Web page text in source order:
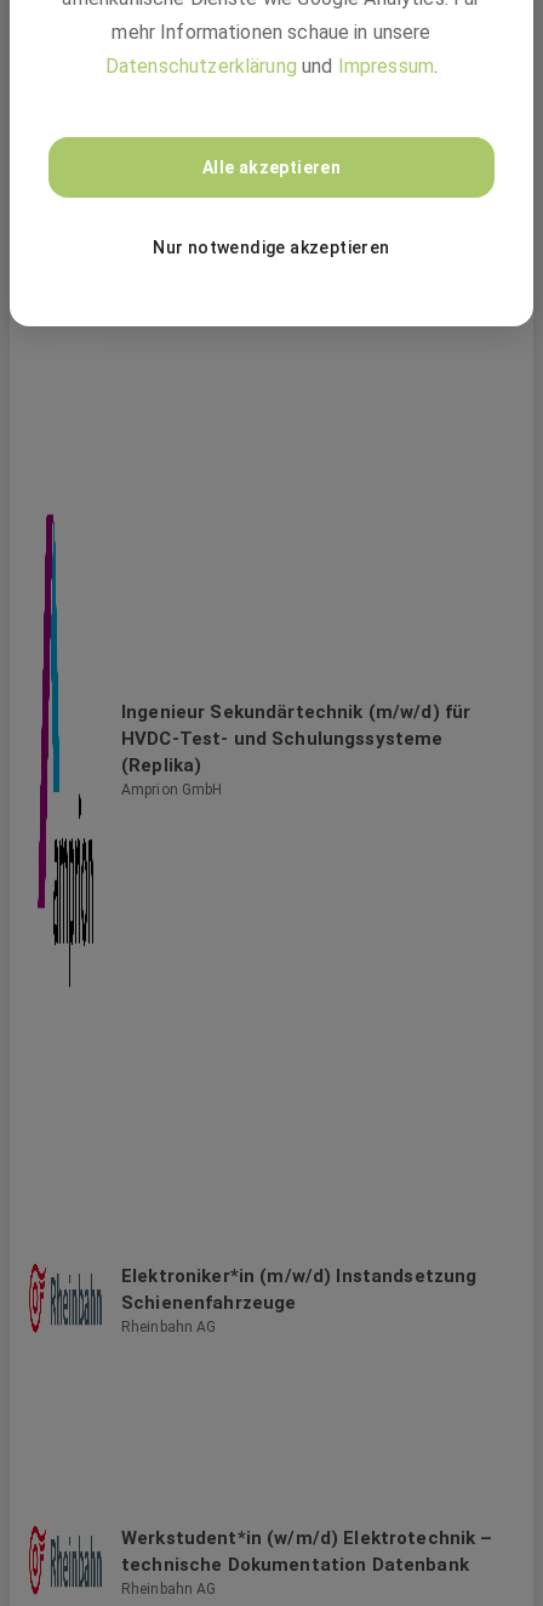
Von der Planung und Projektierung über die Entwick
kundenspezifischer Hard- und Software bis hin
Fertigung, Installation, Inbetriebnahme und Sup
in Germany.
Ingenieur Sekundärtechnik (m/w/d) für
HVDC-Test- und Schulungssysteme
(Replika)
Amprion GmbH
Elektroniker*in (m/w/d) Instandsetzung
Schienenfahrzeuge
Rheinbahn AG
Werkstudent*in (w/m/d) Elektrotechnik –
technische Dokumentation Datenbank
Rheinbahn AG
mehr Informationen schaue in unsere
Datenschutzerklärung und Impressum.
Alle akzeptieren
Nur notwendige akzeptieren